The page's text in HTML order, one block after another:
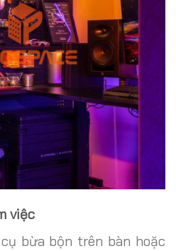
việc
bừa bộn trên bàn hoặc